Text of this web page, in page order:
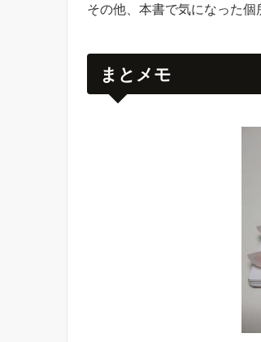
その他、本書で気になった個
まとメモ